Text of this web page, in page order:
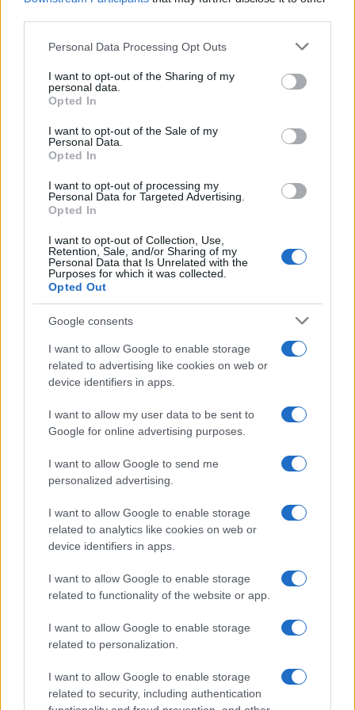
Please note that this website/app uses one or more Google
not limited to your visit or usage behaviour. You may click to
grant or deny consent to Google and its third-party tags to
use your data for below specified purposes in below Google
consent section.
Personal Data Processing Opt Outs
I want to opt-out of the Sharing of my
personal data.
Opted In
I want to opt-out of the Sale of my
Personal Data.
Opted In
I want to opt-out of processing my
Personal Data for Targeted Advertising.
Opted In
I want to opt-out of Collection, Use,
Retention, Sale, and/or Sharing of my
Personal Data that Is Unrelated with the
Purposes for which it was collected.
Opted Out
Google consents
I want to allow Google to enable storage
related to advertising like cookies on web or
device identifiers in apps.
I want to allow my user data to be sent to
Google for online advertising purposes.
I want to allow Google to send me
personalized advertising.
I want to allow Google to enable storage
related to analytics like cookies on web or
device identifiers in apps.
I want to allow Google to enable storage
related to functionality of the website or app.
I want to allow Google to enable storage
related to personalization.
I want to allow Google to enable storage
related to security, including authentication
Sport Magazine
Style24
Think.it
Tuobenessere
Viaggiamo
Milano Cortina
Il Calcio Online
Professione mamma
World Music
Investimenti Magazine
Money 365
Zona Nerd
People Magazine
Tutto Gaming
Food Wiki
FuturoDonna
SecondHomeMagazine
SPANJE EN LATIJNS-AMERIKA
Actualidad